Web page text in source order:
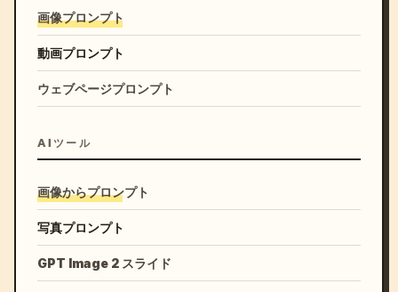
画像プロンプト
動画プロンプト
ウェブページプロンプト
AIツール
画像からプロンプト
写真プロンプト
GPT Image 2 スライド